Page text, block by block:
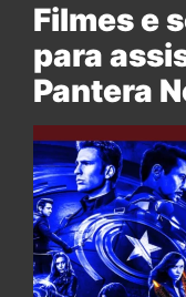
Filmes e
para
Pantera